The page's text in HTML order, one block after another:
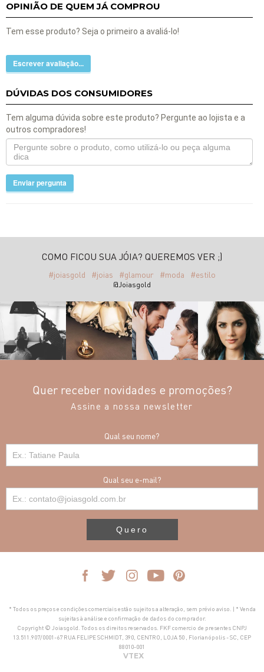
OPINIÃO DE QUEM JÁ COMPROU
Tem esse produto? Seja o primeiro a avaliá-lo!
Escrever avaliação...
DÚVIDAS DOS CONSUMIDORES
Tem alguma dúvida sobre este produto? Pergunte ao lojista e a
outros compradores!
Enviar pergunta
COMO FICOU SUA JÓIA? QUEREMOS VER ;)
#joiasgold #joias #glamour #moda #estilo
@Joiasgold
Quer receber novidades e promoções?
Assine a nossa newsletter
Qual seu nome?
Qual seu e-mail?
Quero
* Todos os preços e condições comerciais estão sujeitos a alteração, sem prévio aviso. | * Venda
sujeitas à análise e confirmação de dados do comprador.
Copyright © Joiasgold. Todos os direitos reservados. FKF comercio de presentes CNPJ
13.511.907/0001-67 RUA FELIPE SCHMIDT, 390, CENTRO, LOJA 50 , Florianópolis - SC, CEP
88010-001
VTEX